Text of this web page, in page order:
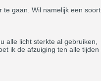
gaan. Wil namelijk een
alle licht sterkte al gebruiken,
ik de afzuiging ten alle